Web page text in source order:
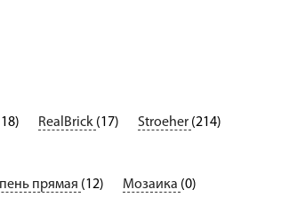
RealBrick (17) Stroeher (214)
прямая (12) Мозаика (0)